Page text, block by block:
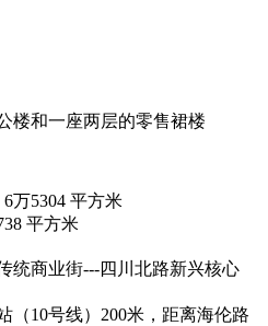
楼和一座两层的零售裙楼
万5304 平方米
平方米
统商业街---四川北路新兴核心
（10号线）200米，距离海伦路